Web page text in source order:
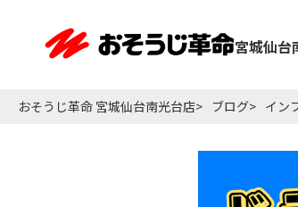
宮城仙台
おそうじ革命 宮城仙台南光台店 ブログ イン